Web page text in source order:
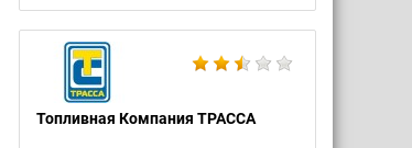
Топливная Компания ТРАССА